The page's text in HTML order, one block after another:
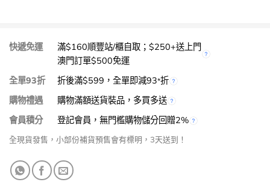
快遞免運
滿$160順豐站/櫃自取；$250+送上門
澳門訂單$500免運
全單93折
折後滿$599，全單即減93*折
購物禮遇
購物滿額送貨裝品，多買多送
會員積分
登記會員，無門檻購物儲分回贈2%
全現貨發售，小部份補貨預售會有標明，3天送到！